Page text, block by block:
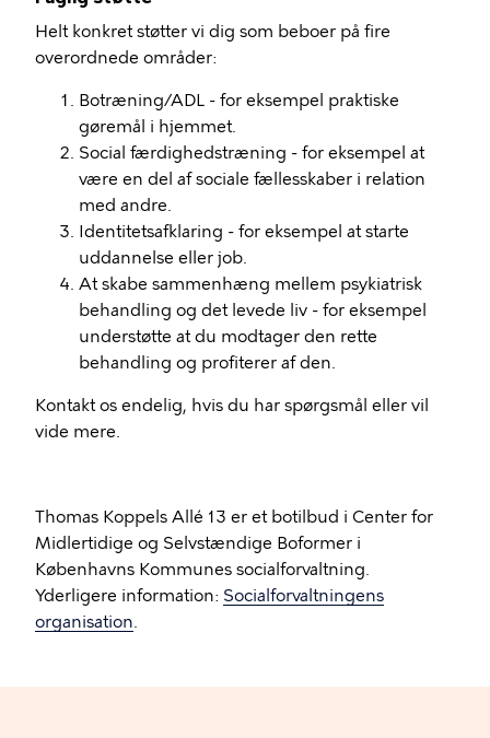
Helt konkret støtter vi dig som beboer på fire
overordnede områder:
Botræning/ADL - for eksempel praktiske
gøremål i hjemmet.
Social færdighedstræning - for eksempel at
være en del af sociale fællesskaber i relation
med andre.
Identitetsafklaring - for eksempel at starte
uddannelse eller job.
At skabe sammenhæng mellem psykiatrisk
behandling og det levede liv - for eksempel
understøtte at du modtager den rette
behandling og profiterer af den.
Kontakt os endelig, hvis du har spørgsmål eller vil
vide mere.
Thomas Koppels Allé 13 er et botilbud i Center for
Midlertidige og Selvstændige Boformer i
Københavns Kommunes socialforvaltning.
Yderligere information: Socialforvaltningens
organisation.